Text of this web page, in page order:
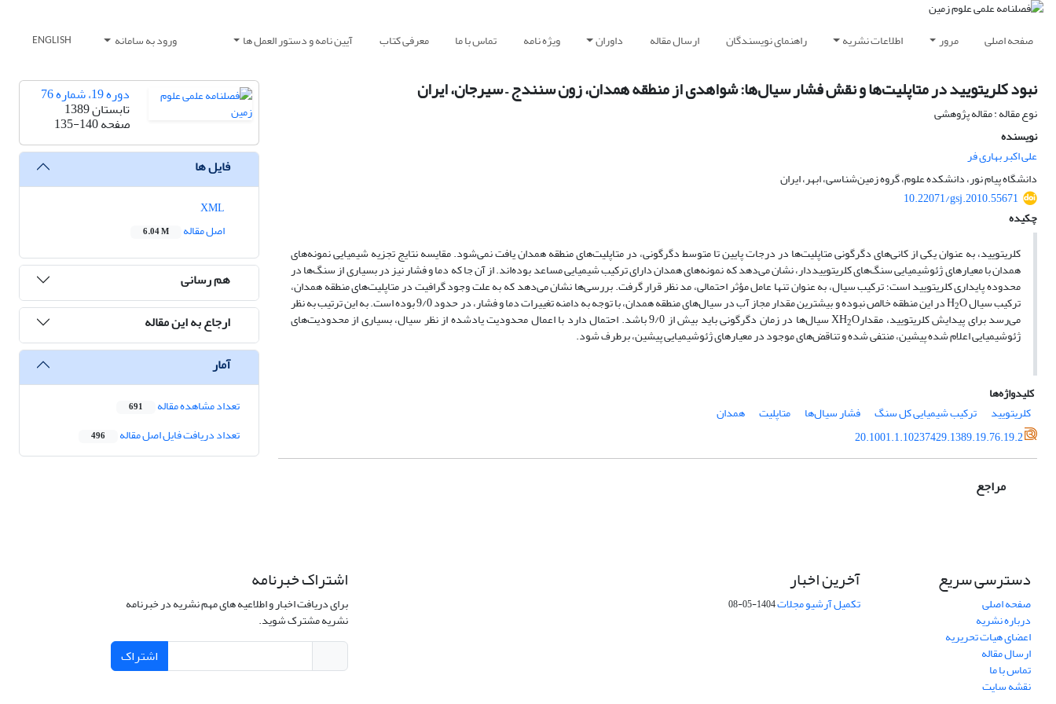
صفحه اصلی مرور اطلاعات نشریه راهنمای نویسندگان ارسال مقاله داوران ویژه نامه تماس با ما معرفی کتاب آیین نامه و دستور العمل ها ورود به سامانه ENGLISH
نبود کلریتویید در متاپلیت‌ها و نقش فشار سیال‌ها: شواهدی از منطقه همدان، زون سنندج – سیرجان، ایران
نوع مقاله : مقاله پژوهشی
نویسنده
علی اکبر بهاری فر
دانشگاه پیام نور، دانشکده علوم، گروه زمین‌شناسی، ابهر، ایران
10.22071/gsj.2010.55671
چکیده
کلریتویید، به عنوان یکی از کانی‌های دگرگونی متاپلیت‌ها در درجات پایین تا متوسط دگرگونی، در متاپلیت‌های منطقه همدان یافت نمی‌شود. مقایسه نتایج تجزیه شیمیایی نمونه‌های
همدان با معیارهای ژئوشیمیایی سنگ‌های کلریتویید‌دار، نشان می‌دهد که نمونه‌های همدان دارای ترکیب شیمیایی مساعد بوده‌اند. از آن جا که دما و فشار نیز در بسیاری از سنگ‌ها در
محدوده پایداری کلریتویید است؛ ترکیب سیال، به عنوان تنها عامل مؤثر احتمالی، مد نظر قرار گرفت. بررسی‌ها نشان می‌دهد که به علت وجود گرافیت در متاپلیت‌های منطقه همدان،
ترکیب سیال H2O در این منطقه خالص نبوده و بیشترین مقدار مجاز آب در سیال‌های منطقه همدان، با توجه به دامنه تغییرات دما و فشار، در حدود 9/0 بوده است. به این ترتیب به نظر
می‌رسد برای پیدایش کلریتویید، مقدار XH2O سیال‌ها در زمان دگرگونی باید بیش از 9/0 باشد. احتمال دارد با اعمال محدودیت یادشده از نظر سیال، بسیاری از محدودیت‌های
ژئوشیمیایی اعلام شده پیشین، منتفی شده و تناقض‌های موجود در معیارهای ژئوشیمیایی پیشین، برطرف شود.
کلیدواژه‌ها
کلریتویید
ترکیب شیمیایی کل سنگ فشار سیال‌ها متاپلیت
همدان
20.1001.1.10237429.1389.19.76.19.2
مراجع
دوره 19، شماره 76
تابستان 1389
صفحه135-140
فایل ها
اصل مقاله
6.04 M
هم رسانی
ارجاع به این مقاله
آمار
تعداد مشاهده مقاله 691
تعداد دریافت فایل اصل مقاله 496
دسترسی سریع
صفحه اصلی
درباره نشریه
اعضای هیات تحریریه
ارسال مقاله
تماس با ما
نقشه سایت
آخرین اخبار
تکمیل آرشیو مجلات1404-05-08
اشتراک خبرنامه
برای دریافت اخبار و اطلاعیه های مهم نشریه در خبرنامه
نشریه مشترک شوید.
اشتراک